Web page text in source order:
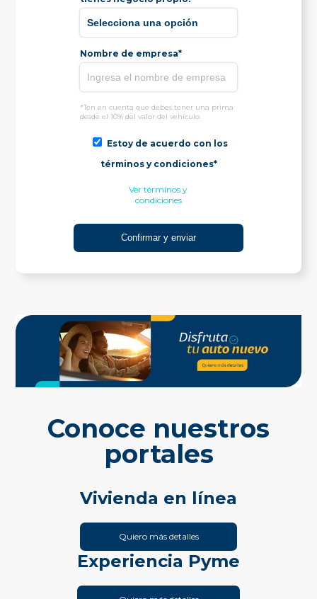
Nombre de empresa*
*Ten en cuenta que debes tener una prima
desde el 10% del valor del vehículo.
Estoy de acuerdo con los
términos y condiciones*
Ver términos y
condiciones
Conoce nuestros
portales
Vivienda en línea
Quiero más detalles
Experiencia Pyme